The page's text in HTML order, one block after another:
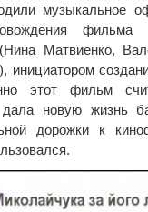
музыкальное
фильма
Матвиенко,
инициатором
этот фильм
дала новую жизнь
дорожки к